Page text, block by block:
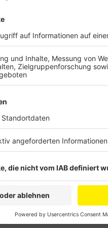
Unternehmen suchen
finden hingegen nicht ihre
Unterstützung durch die
also ein Langzeitpraktikum
Jugendliche im Anschluss in
Ausbildung“, bei der es
Jugendlichen eine Chance zu
konnten. Oft könne man die
Anzeige